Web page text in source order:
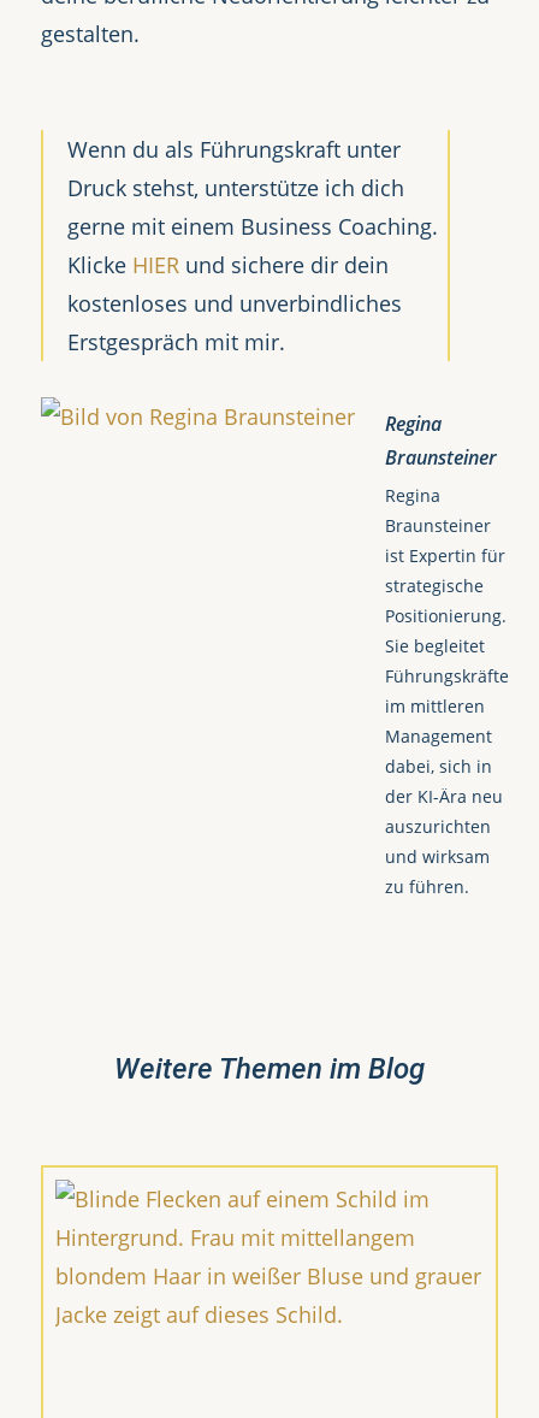
gestalten.
Wenn du als Führungskraft unter
Druck stehst, unterstütze ich dich
gerne mit einem Business Coaching.
Klicke HIERund sichere dir dein
kostenloses und unverbindliches
Erstgespräch mit mir.
Regina
Braunsteiner
Regina
Braunsteiner
ist Expertin für
strategische
Positionierung.
Sie begleitet
Führungskräfte
im mittleren
Management
dabei, sich in
der KI-Ära neu
auszurichten
und wirksam
zu führen.
Weitere Themen im Blog